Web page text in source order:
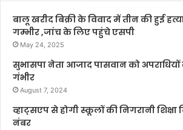
बालू खरीद बिक्री के विवाद में तीन की हुई
गम्भीर ,जांच के लिए पहुंचे एसपी
May 24, 2025
सुभासपा नेता आजाद पासवान को अपराधियों
गंभीर
August 7, 2024
व्हाट्सएप से होगी स्कूलों की निगरानी शिक्षा
नंबर